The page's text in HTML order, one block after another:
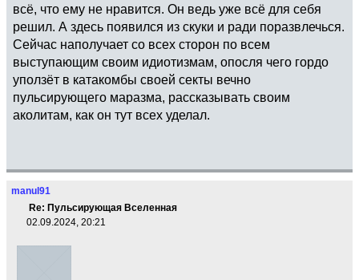
всё, что ему не нравится. Он ведь уже всё для себя
решил. А здесь появился из скуки и ради поразвлечься.
Сейчас наполучает со всех сторон по всем
выступающим своим идиотизмам, опосля чего гордо
уползёт в катакомбы своей секты вечно
пульсирующего маразма, рассказывать своим
аколитам, как он тут всех уделал.
manul91
Re: Пульсирующая Вселенная
02.09.2024, 20:21